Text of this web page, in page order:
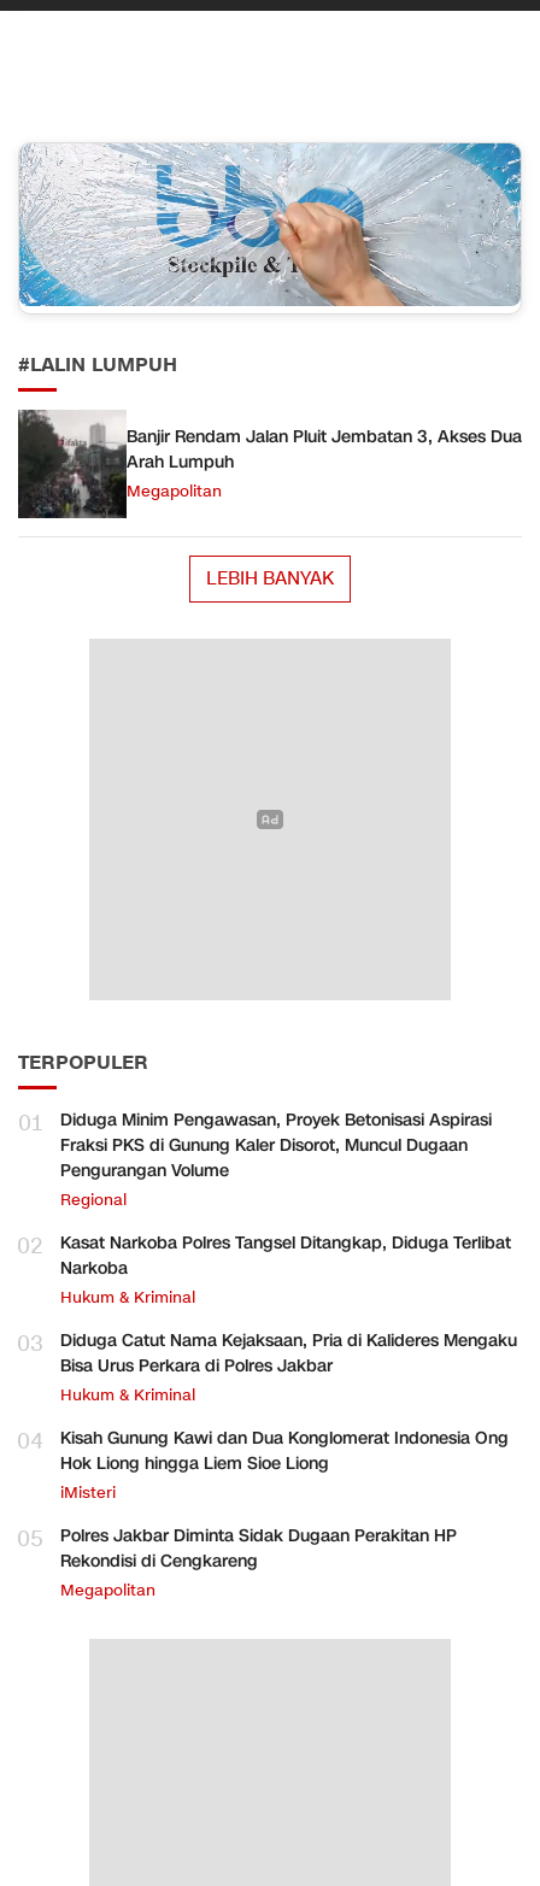
#LALIN LUMPUH
Banjir Rendam Jalan Pluit Jembatan 3, Akses Dua
Arah Lumpuh
Megapolitan
LEBIH BANYAK
TERPOPULER
01
Diduga Minim Pengawasan, Proyek Betonisasi Aspirasi
Fraksi PKS di Gunung Kaler Disorot, Muncul Dugaan
Pengurangan Volume
Regional
02
Kasat Narkoba Polres Tangsel Ditangkap, Diduga Terlibat
Narkoba
Hukum & Kriminal
03
Diduga Catut Nama Kejaksaan, Pria di Kalideres Mengaku
Bisa Urus Perkara di Polres Jakbar
Hukum & Kriminal
04
Kisah Gunung Kawi dan Dua Konglomerat Indonesia Ong
Hok Liong hingga Liem Sioe Liong
iMisteri
05
Polres Jakbar Diminta Sidak Dugaan Perakitan HP
Rekondisi di Cengkareng
Megapolitan